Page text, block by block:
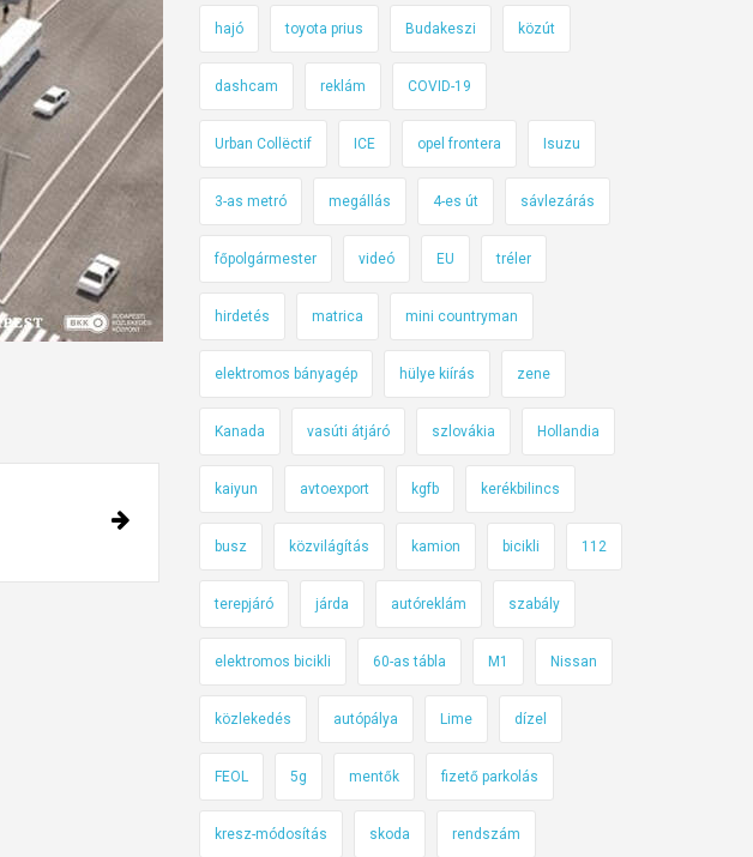
hajó toyota prius Budakeszi közút
dashcam reklám COVID-19
Urban Collëctif ICE opel frontera Isuzu
3-as metró megállás 4-es út sávlezárás
főpolgármester videó EU tréler
hirdetés matrica mini countryman
elektromos bányagép hülye kiírás zene
Kanada vasúti átjáró szlovákia Hollandia
kaiyun avtoexport kgfb kerékbilincs
busz közvilágítás kamion bicikli 112
terepjáró járda autóreklám szabály
elektromos bicikli 60-as tábla M1 Nissan
közlekedés autópálya Lime dízel
FEOL 5g mentők fizető parkolás
kresz-módosítás skoda rendszám